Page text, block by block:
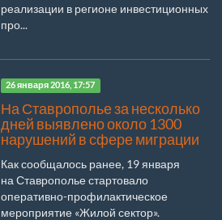
реализации в регионе инвестиционных
про...
26 января 2016, 17:57
На Ставрополье за несколько
дней выявлено около 1300
нарушений в сфере миграции
Как сообщалось ранее, 19 января
на Ставрополье стартовало
оперативно-профилактическое
мероприятие «Жилой сектор».